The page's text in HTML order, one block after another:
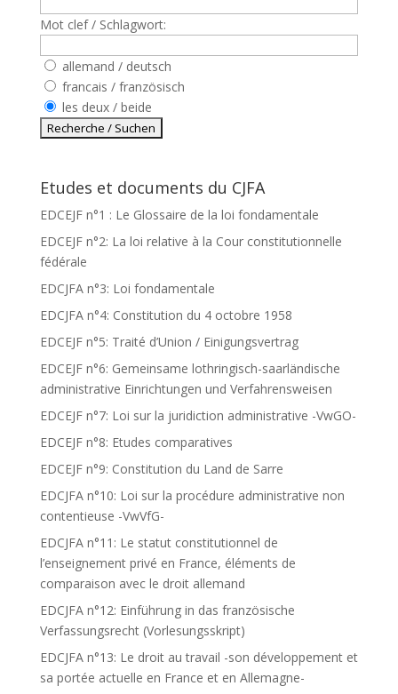
Mot clef / Schlagwort:
allemand / deutsch
francais / französisch
les deux / beide
Etudes et documents du CJFA
EDCEJF n°1 : Le Glossaire de la loi fondamentale
EDCEJF n°2: La loi relative à la Cour constitutionnelle
fédérale
EDCJFA n°3: Loi fondamentale
EDCJFA n°4: Constitution du 4 octobre 1958
EDCEJF n°5: Traité d’Union / Einigungsvertrag
EDCEJF n°6: Gemeinsame lothringisch-saarländische
administrative Einrichtungen und Verfahrensweisen
EDCEJF n°7: Loi sur la juridiction administrative -VwGO-
EDCEJF n°8: Etudes comparatives
EDCEJF n°9: Constitution du Land de Sarre
EDCJFA n°10: Loi sur la procédure administrative non
contentieuse -VwVfG-
EDCJFA n°11: Le statut constitutionnel de
l’enseignement privé en France, éléments de
comparaison avec le droit allemand
EDCJFA n°12: Einführung in das französische
Verfassungsrecht (Vorlesungsskript)
EDCJFA n°13: Le droit au travail -son développement et
sa portée actuelle en France et en Allemagne-